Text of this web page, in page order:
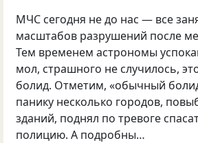
МЧС сегодня не до нас — все
масштабов разрушений после
Тем временем астрономы
мол, страшного не случилось,
болид. Отметим, «обычный
панику несколько городов,
зданий, поднял по тревоге
полицию. А подробны…